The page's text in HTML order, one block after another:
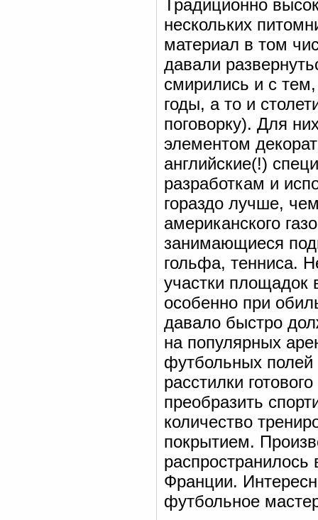
Традиционно
нескольких
материал в том
давали
смирились и с
годы, а то и
поговорку). Для
элементом
английские(!)
разработкам и
гораздо лучше,
американского
занимающиеся
гольфа, тенниса.
участки площадок
особенно при
давало быстро
на популярных
футбольных
расстилки
преобразить
количество
покрытием.
Франции.
футбольное